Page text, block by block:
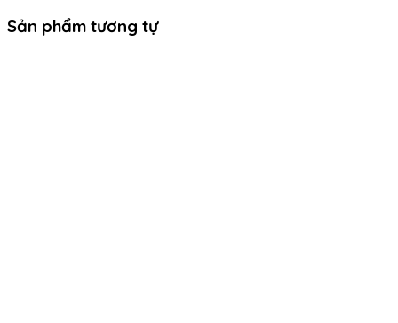
Sản phẩm tương tự